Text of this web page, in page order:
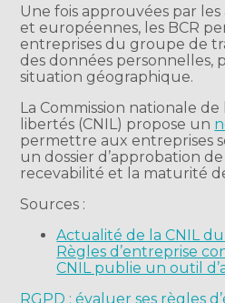
Une fois approuvées par
et européennes, les BCR
entreprises du groupe de
des données personnelles,
situation géographique.
La Commission nationale
libertés (CNIL) propose un
permettre aux entreprises
un dossier d’approbation
recevabilité et la maturité
Sources :
Actualité de la CNIL du
Règles d’entreprise
CNIL publie un outil
RGPD : évaluer ses règles